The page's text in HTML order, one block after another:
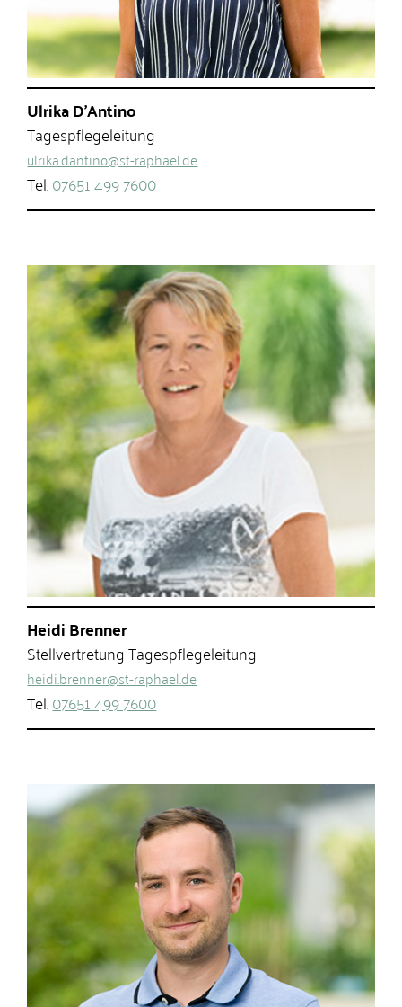
Ulrika D’Antino
Tagespflegeleitung
ulrika.dantino@st-raphael.de
Tel.07651 499 7600
Heidi Brenner
Stellvertretung Tagespflegeleitung
heidi.brenner@st-raphael.de
Tel.07651 499 7600